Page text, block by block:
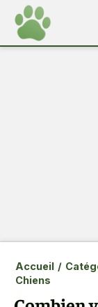
Accueil /
Chiens